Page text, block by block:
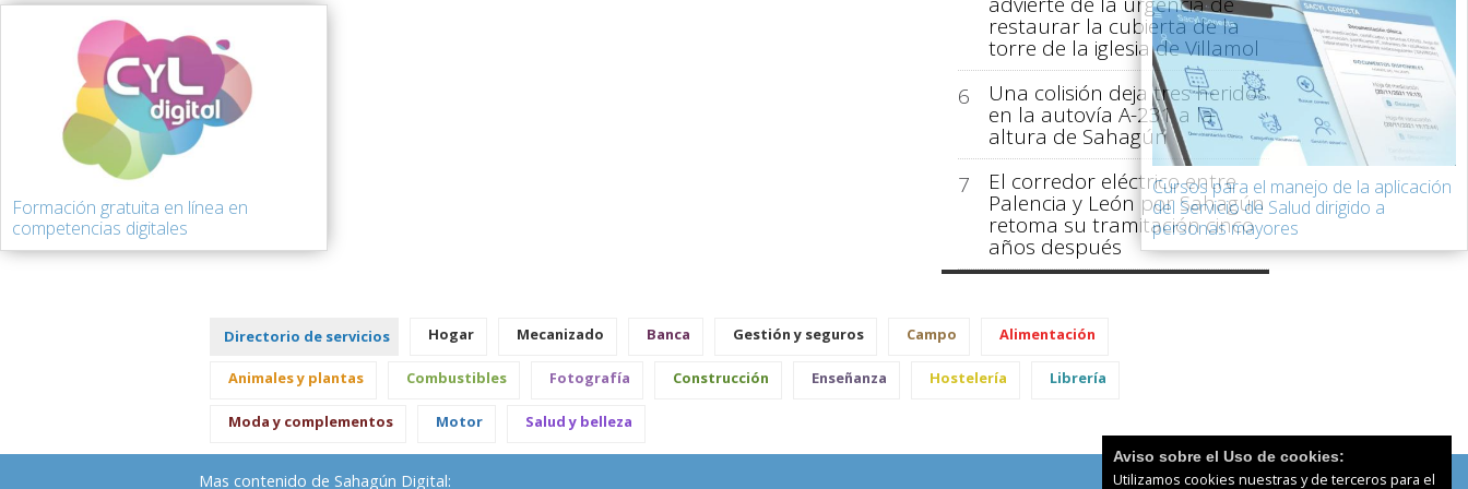
restaurar la cubierta de la
torre de la iglesia de Villamol
6
Una colisión deja tres heridos
en la autovía A-231 a la
altura de Sahagún
7
El corredor eléctrico entre
Palencia y León por Sahagún
retoma su tramitación cinco
años después
Formación gratuita en línea en
competencias digitales
Cursos para el manejo de la aplicación
del Servicio de Salud dirigido a
personas mayores
Directorio de servicios Hogar Mecanizado Banca Gestión y seguros Campo Alimentación
Animales y plantas Combustibles Fotografía Construcción Enseñanza Hostelería Librería
Moda y complementos Motor Salud y belleza
Mas contenido de Sahagún Digital:
Aviso sobre el Uso de cookies:
Utilizamos cookies nuestras y de terceros para el